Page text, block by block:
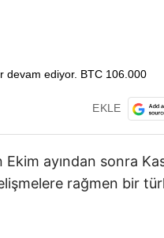
EKLE
ayından sonra
rağmen bir